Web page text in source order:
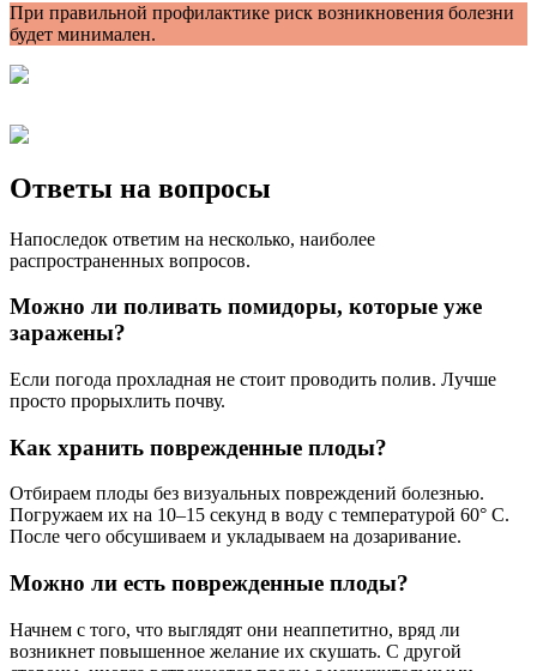
При правильной профилактике риск возникновения болезни
будет минимален.
Ответы на вопросы
Напоследок ответим на несколько, наиболее
распространенных вопросов.
Можно ли поливать помидоры, которые уже
заражены?
Если погода прохладная не стоит проводить полив. Лучше
просто прорыхлить почву.
Как хранить поврежденные плоды?
Отбираем плоды без визуальных повреждений болезнью.
Погружаем их на 10–15 секунд в воду с температурой 60° C.
После чего обсушиваем и укладываем на дозаривание.
Можно ли есть поврежденные плоды?
Начнем с того, что выглядят они неаппетитно, вряд ли
возникнет повышенное желание их скушать. С другой